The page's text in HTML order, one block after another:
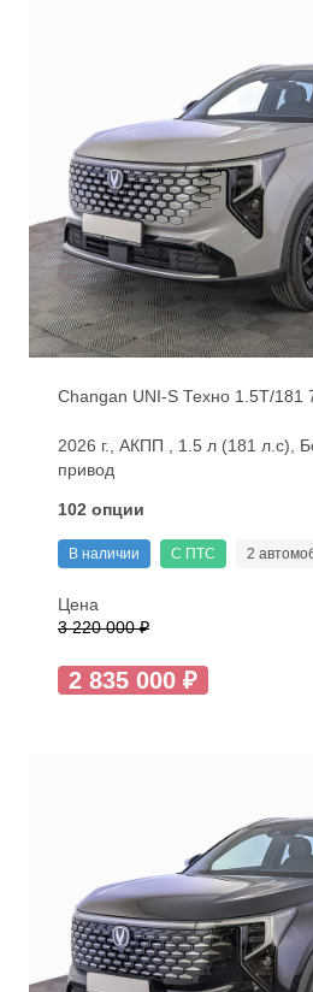
Changan UNI-S Техно 1.5T/181
2026 г., АКПП , 1.5 л (181 л.с),
привод
102 опции
В наличии С ПТС 2
Цена
3 220 000 ₽
2 835 000 ₽